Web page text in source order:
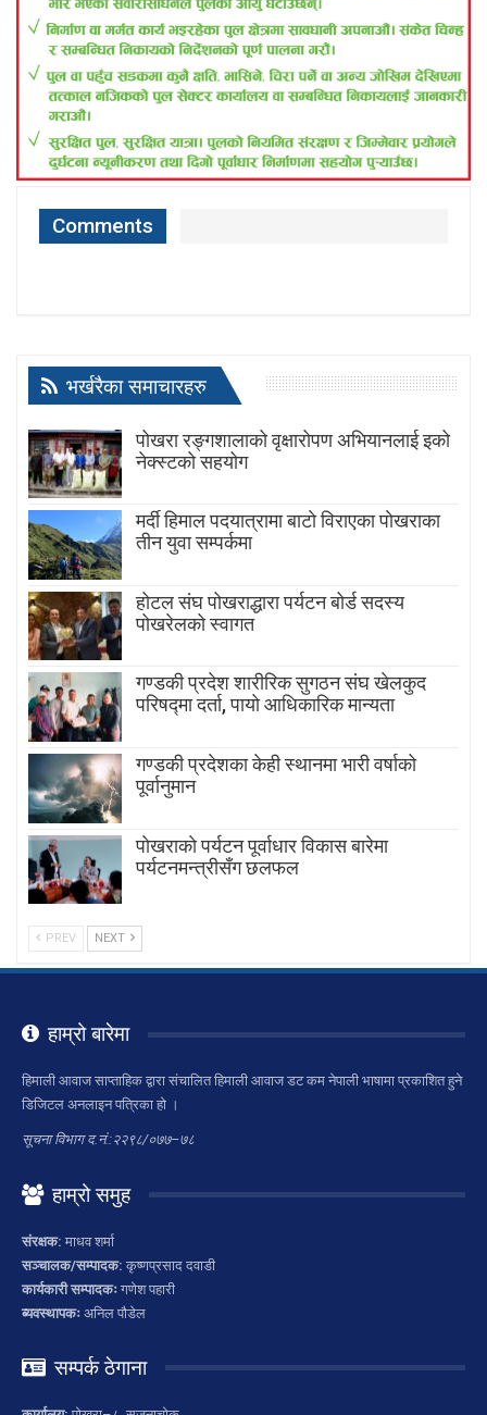
Comments
भर्खरैका समाचारहरु
पोखरा रङ्गशालाको वृक्षारोपण अभियानलाई इको
नेक्स्टको सहयोग
मर्दी हिमाल पदयात्रामा बाटाे विराएका पाेखराका
तीन युवा सम्पर्कमा
होटल संघ पोखराद्धारा पर्यटन बोर्ड सदस्य
पोखरेलको स्वागत
गण्डकी प्रदेश शारीरिक सुगठन संघ खेलकुद
परिषद्मा दर्ता, पायाे आधिकारिक मान्यता
गण्डकी प्रदेशका केही स्थानमा भारी वर्षाको
पूर्वानुमान
पाेखराकाे पर्यटन पूर्वाधार विकास बारेमा
पर्यटनमन्त्रीसँग छलफल
PREV NEXT
हाम्रो बारेमा
हिमाली आवाज साप्ताहिक द्वारा संचालित हिमाली आवाज डट कम नेपाली भाषामा प्रकाशित हुने
डिजिटल अनलाइन पत्रिका हो ।
सूचना विभाग द.नं.:२२९८/०७७–७८
हाम्रो समुह
संरक्षक: माधव शर्मा
सञ्चालक/सम्पादक: कृष्णप्रसाद दवाडी
कार्यकारी सम्पादकः गणेश पहारी
ब्यवस्थापकः अनिल पौडेल
सम्पर्क ठेगाना